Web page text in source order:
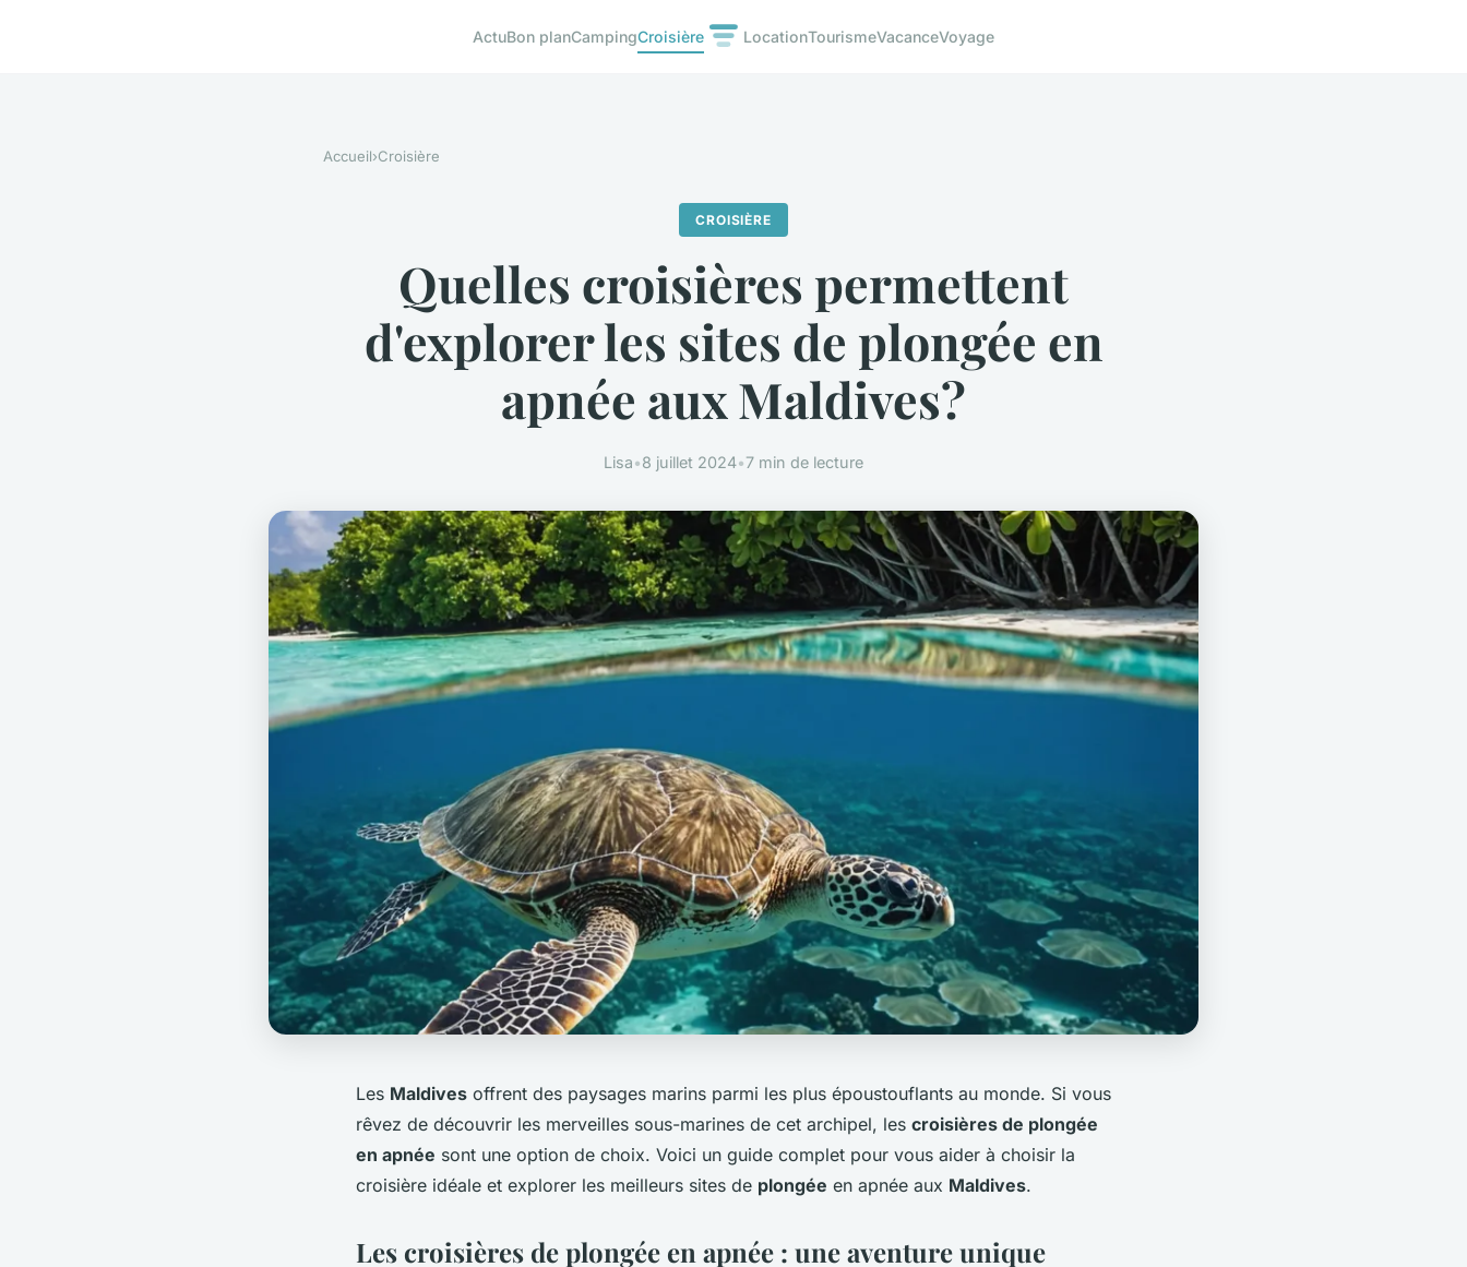
ActuBon planCampingCroisière LocationTourismeVacanceVoyage
Accueil›Croisière
CROISIÈRE
Quelles croisières permettent
d'explorer les sites de plongée en
apnée aux Maldives?
Lisa•8 juillet 2024•7 min de lecture
Les Maldives offrent des paysages marins parmi les plus époustouflants au monde. Si vous
rêvez de découvrir les merveilles sous-marines de cet archipel, les croisières de plongée
en apnée sont une option de choix. Voici un guide complet pour vous aider à choisir la
croisière idéale et explorer les meilleurs sites de plongée en apnée aux Maldives.
Les croisières de plongée en apnée : une aventure unique